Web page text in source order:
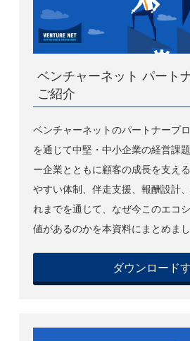
ベンチャーネット パート
ご紹介
ベンチャーネットのパートナープ
を通じて中堅・中小企業の経営課
ー企業とともに顧客の成長を支え
やすい体制、伴走支援、報酬設計
れまでを通じて、なぜ今このエコ
値があるのかを本資料にまとめまし
ダウンロード